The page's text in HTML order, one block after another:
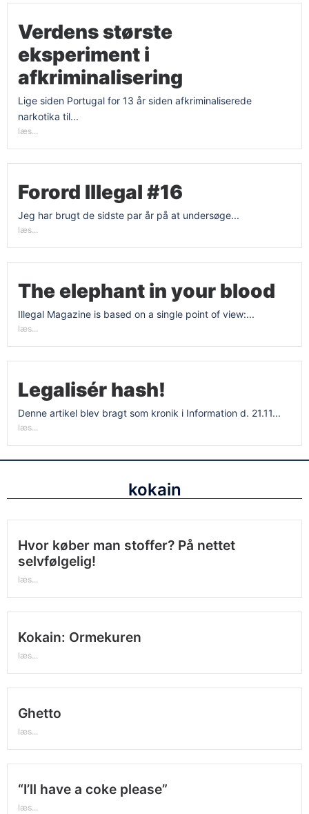
Verdens største
eksperiment i
afkriminalisering
Lige siden Portugal for 13 år siden afkriminaliserede
narkotika til...
læs...
Forord Illegal #16
Jeg har brugt de sidste par år på at undersøge...
læs...
The elephant in your blood
Illegal Magazine is based on a single point of view:...
læs...
Legalisér hash!
Denne artikel blev bragt som kronik i Information d. 21.11...
læs...
kokain
Hvor køber man stoffer? På nettet
selvfølgelig!
læs...
Kokain: Ormekuren
læs...
Ghetto
læs...
“I’ll have a coke please”
læs...